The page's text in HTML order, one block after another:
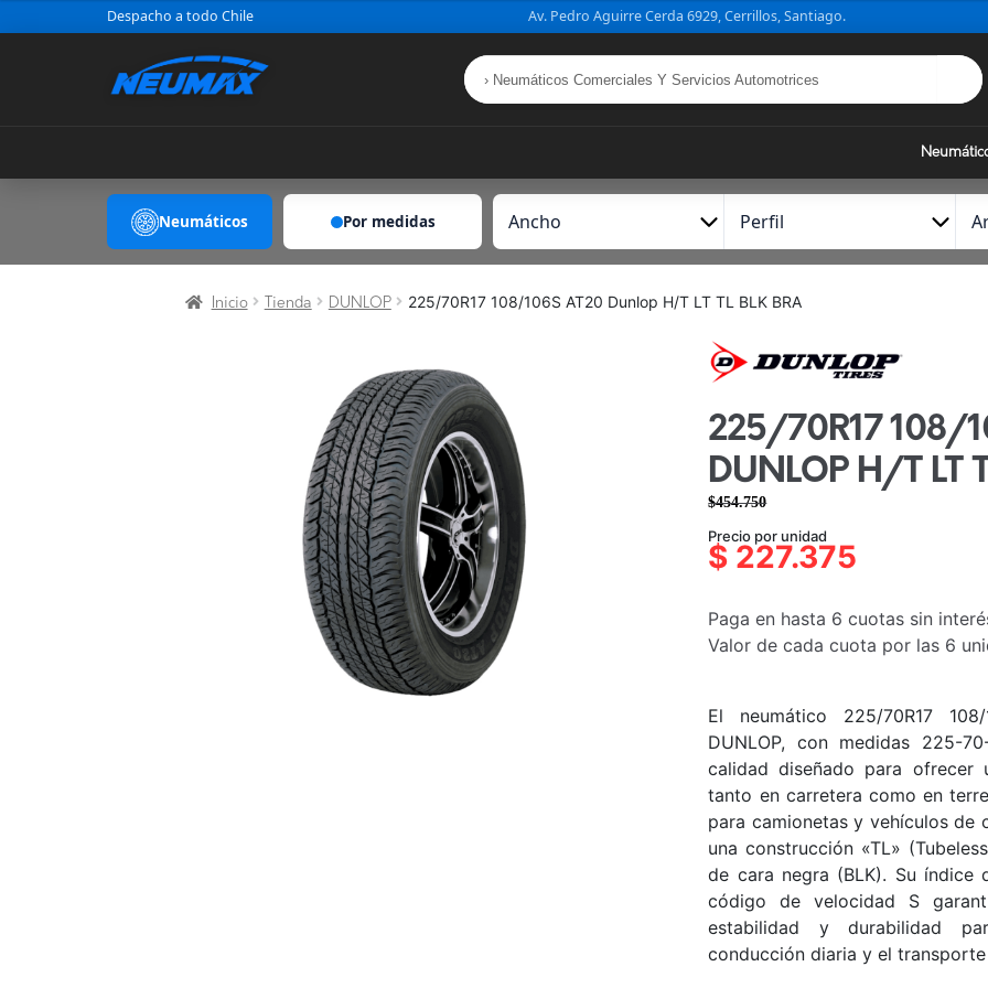
Saltar al contenidoDespacho a todo Chile Av. Pedro Aguirre Cerda 6929, Cerrillos, Santiago.
Neumáticos Por medidas
A
c
o
r
i
o
Inicio Tienda DUNLOP 225/70R17 108/106S AT20 Dunlop H/T LT TL BLK BRA
225/70R17 108/
DUNLOP H/T LT
$454.750
precio
original
$454.750.
precio
actual
$227.375.
Precio por unidad
$ 227.375
Paga en hasta 6 cuotas sin
Valor de cada cuota por las 6
El neumático 225/70R17
DUNLOP, con medidas 225-
calidad diseñado para ofrecer
tanto en carretera como en
para camionetas y vehículos de
una construcción «TL»
de cara negra (BLK). Su índice
código de velocidad S
estabilidad y durabilidad
conducción diaria y el